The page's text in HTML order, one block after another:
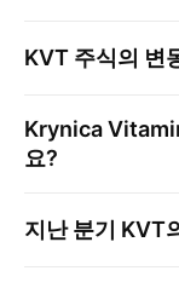
KVT 주식의 변
Krynica
요?
지난 분기 KVT